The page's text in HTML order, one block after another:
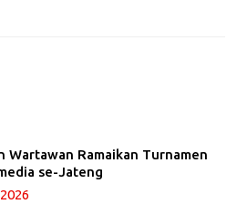
Wartawan Ramaikan Turnamen
se-Jateng